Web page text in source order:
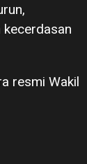
resmi Wakil